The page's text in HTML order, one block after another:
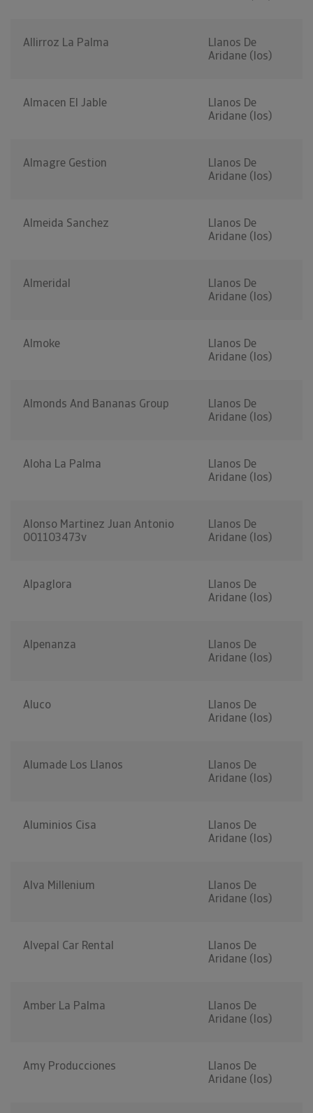
Allirroz La Palma
Llanos De
Aridane (los)
Almacen El Jable
Llanos De
Aridane (los)
Almagre Gestion
Llanos De
Aridane (los)
Almeida Sanchez
Llanos De
Aridane (los)
Almeridal
Llanos De
Aridane (los)
Almoke
Llanos De
Aridane (los)
Almonds And Bananas Group
Llanos De
Aridane (los)
Aloha La Palma
Llanos De
Aridane (los)
Alonso Martinez Juan Antonio
001103473v
Llanos De
Aridane (los)
Alpaglora
Llanos De
Aridane (los)
Alpenanza
Llanos De
Aridane (los)
Aluco
Llanos De
Aridane (los)
Alumade Los Llanos
Llanos De
Aridane (los)
Aluminios Cisa
Llanos De
Aridane (los)
Alva Millenium
Llanos De
Aridane (los)
Alvepal Car Rental
Llanos De
Aridane (los)
Amber La Palma
Llanos De
Aridane (los)
Amy Producciones
Llanos De
Aridane (los)